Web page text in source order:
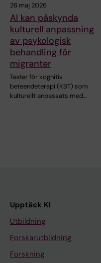
26 maj 2026
AI kan påskynda
kulturell anpassning
av psykologisk
behandling för
migranter
Texter för kognitiv
beteendeterapi (KBT) som
kulturellt anpassats med…
Upptäck KI
Utbildning
Forskarutbildning
Forskning